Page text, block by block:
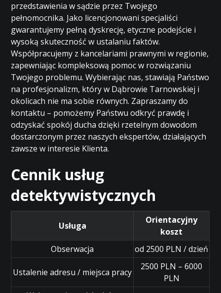
przedstawienia w sądzie przez Twojego
pełnomocnika. Jako licencjonowani specjaliści
gwarantujemy pełną dyskrecję, etyczne podejście i
wysoką skuteczność w ustalaniu faktów.
Współpracujemy z kancelariami prawnymi w regionie,
zapewniając kompleksową pomoc w rozwiązaniu
Twojego problemu. Wybierając nas, stawiają Państwo
na profesjonalizm, który w Dąbrowie Tarnowskiej i
okolicach nie ma sobie równych. Zapraszamy do
kontaktu – pomożemy Państwu odkryć prawdę i
odzyskać spokój ducha dzięki rzetelnym dowodom
dostarczonym przez naszych ekspertów, działających
zawsze w interesie Klienta.
Cennik usług
detektywistycznych
Usługa
Orientacyjny
koszt
Obserwacja
od 2500 PLN / dzień
Ustalenie adresu / miejsca pracy
2500 PLN – 6000
PLN